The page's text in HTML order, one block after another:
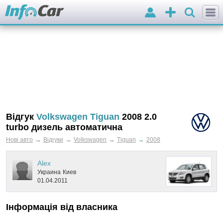
Додати
оголошення
Вхід
Відгук Volkswagen Tiguan 2008 2.0
turbo дизель автоматична
Нові авто → Відгуки → Volkswagen → Tiguan → 2008
Alex
Украина Киев
01.04.2011
Інформація від власника